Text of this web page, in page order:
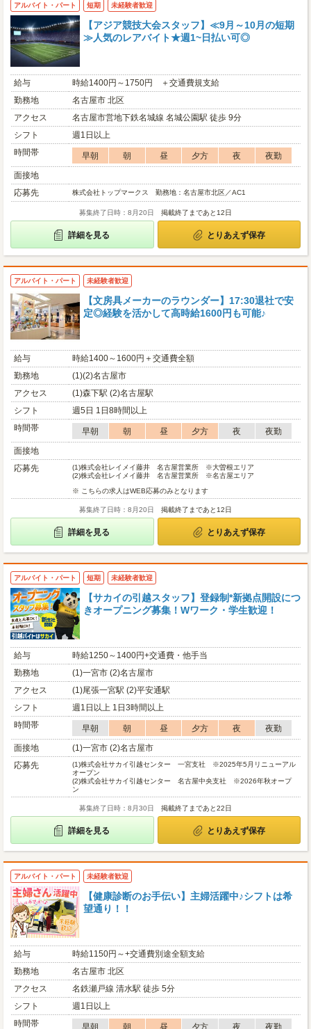
アルバイト・パート 短期 未経験者歓迎
【アジア競技大会スタッフ】≪9月～10月の短期
≫人気のレアバイト★週1~日払い可◎
給与
時給1400円～1750円 ＋交通費規支給
勤務地
名古屋市 北区
アクセス
名古屋市営地下鉄名城線 名城公園駅 徒歩 9分
シフト
週1日以上
時間帯
早朝 朝 昼 夕方 夜
夜勤
面接地
応募先
株式会社トップマークス 勤務地：名古屋市北区／AC1
募集終了日時：8月20日 掲載終了まであと12日
詳細を見る とりあえず保存
アルバイト・パート 未経験者歓迎
【文房具メーカーのラウンダー】17:30退社で安
定◎経験を活かして高時給1600円も可能♪
給与
時給1400～1600円＋交通費全額
勤務地
(1)(2)名古屋市
アクセス
(1)森下駅 (2)名古屋駅
シフト
週5日 1日8時間以上
時間帯
早朝 朝 昼 夕方 夜
夜勤
面接地
応募先
(1)株式会社レイメイ藤井 名古屋営業所 ※大曽根エリア
(2)株式会社レイメイ藤井 名古屋営業所 ※名古屋エリア
※ こちらの求人はWEB応募のみとなります
募集終了日時：8月20日 掲載終了まであと12日
詳細を見る とりあえず保存
アルバイト・パート 短期 未経験者歓迎
【サカイの引越スタッフ】登録制*新拠点開設につ
きオープニング募集！Wワーク・学生歓迎！
給与
時給1250～1400円+交通費・他手当
勤務地
(1)一宮市 (2)名古屋市
アクセス
(1)尾張一宮駅 (2)平安通駅
シフト
週1日以上 1日3時間以上
時間帯
早朝 朝 昼 夕方 夜
夜勤
面接地
(1)一宮市 (2)名古屋市
応募先
(1)株式会社サカイ引越センター 一宮支社 ※2025年5月リニューアル
オープン
(2)株式会社サカイ引越センター 名古屋中央支社 ※2026年秋オープ
ン
募集終了日時：8月30日 掲載終了まであと22日
詳細を見る とりあえず保存
アルバイト・パート 未経験者歓迎
【健康診断のお手伝い】主婦活躍中♪シフトは希
望通り！！
給与
時給1150円～+交通費別途全額支給
勤務地
名古屋市 北区
アクセス
名鉄瀬戸線 清水駅 徒歩 5分
シフト
週1日以上
時間帯
早朝 朝 昼 夕方 夜 夜勤